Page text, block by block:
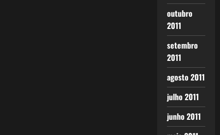
outubro
2011
setembro
2011
agosto 2011
julho 2011
junho 2011